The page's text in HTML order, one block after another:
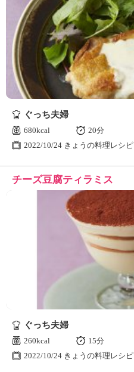
ぐっち夫婦
680kcal
20分
2022/10/24 きょうの料理レシピ
チーズ豆腐ティラミス
ぐっち夫婦
260kcal
15分
2022/10/24 きょうの料理レシピ